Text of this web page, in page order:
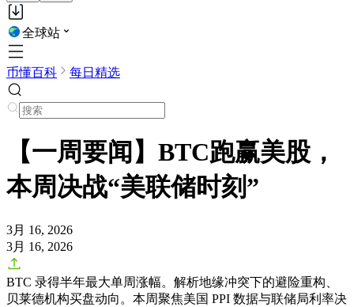
全球站
币懂百科 每日精选
【一周要闻】BTC跑赢美股，
本周决战“美联储时刻”
3月 16, 2026
3月 16, 2026
BTC 录得半年最大单周涨幅。解析地缘冲突下的避险重构、
贝莱德机构买盘动向。本周聚焦美国 PPI 数据与联储局利率决